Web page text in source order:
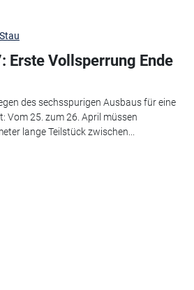
Erste Vollsperrung Ende
des sechsspurigen Ausbaus für eine
Vom 25. zum 26. April müssen
lange Teilstück zwischen...